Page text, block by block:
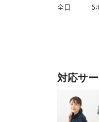
川上村
海南市
京都府
精華町
全日 5
対応サ